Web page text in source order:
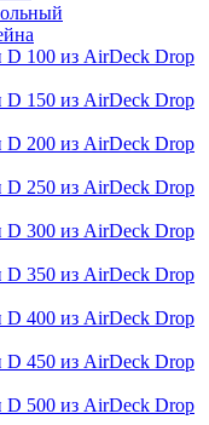
D 100 из AirDeck Drop
D 150 из AirDeck Drop
D 200 из AirDeck Drop
D 250 из AirDeck Drop
D 300 из AirDeck Drop
D 350 из AirDeck Drop
D 400 из AirDeck Drop
D 450 из AirDeck Drop
D 500 из AirDeck Drop